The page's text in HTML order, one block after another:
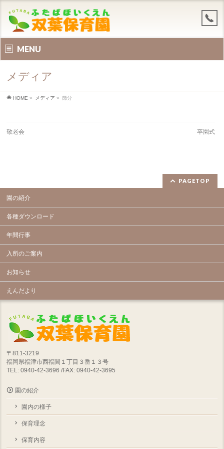
MENU
メディア
HOME » メディア » 節分
敬老会 卒園式
PAGETOP
園の紹介
各種ダウンロード
年間行事
入所のご案内
お知らせ
えんだより
〒811-3219
福岡県福津市西福間１丁目３番１３号
TEL: 0940-42-3696 /FAX: 0940-42-3695
園の紹介
園内の様子
保育理念
保育内容